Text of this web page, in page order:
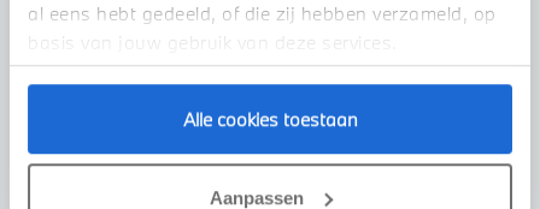
al eens hebt gedeeld, of die zij hebben verzameld, op
basis van jouw gebruik van deze services.
Alle cookies toestaan
Aanpassen
VOORSTEL AANVRAGEN